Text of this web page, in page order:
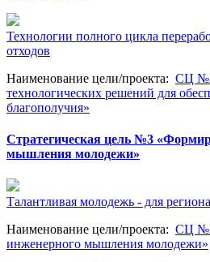
Технологии полного цикла
отходов
Наименование цели/проекта: СЦ №2
технологических решений для
благополучия»
Стратегическая цель №3
мышления молодежи»
Талантливая молодежь - для региона
Наименование цели/проекта: СЦ
инженерного мышления молодежи»